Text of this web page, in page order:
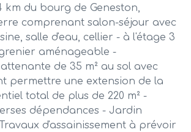
km du bourg de Geneston,
comprenant salon-séjour avec
salle d'eau, cellier - à l'étage 3
aménageable -
de 35 m² au sol avec
permettre une extension de la
total de plus de 220 m² -
dépendances - Jardin
d'assainissement à prévoir